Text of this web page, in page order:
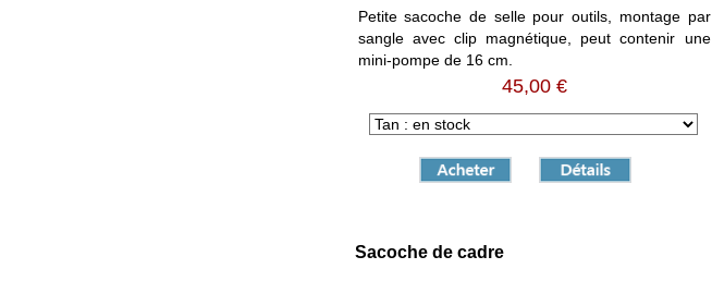
Petite sacoche de selle pour outils, montage par
sangle avec clip magnétique, peut contenir une
mini-pompe de 16 cm.
45,00 €
Sacoche de cadre